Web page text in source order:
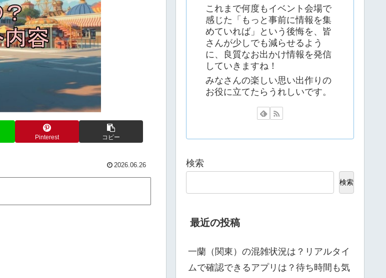
Pinterest コピー
2026.06.26
これまで何度もイベント会場で
感じた「もっと事前に情報を集
めていれば」という後悔を、皆
さんが少しでも減らせるよう
に、良質なお出かけ情報を発信
していきますね！
みなさんの楽しい思い出作りの
お役に立てたらうれしいです。
検索
検索
最近の投稿
一蘭（関東）の混雑状況は？リアルタイ
ムで確認できるアプリは？待ち時間も気